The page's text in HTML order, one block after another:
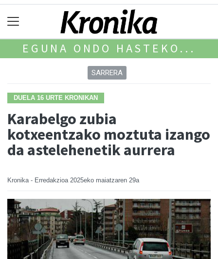
EGUNA ONDO HASTEKO...
SARRERA
DUELA 16 URTE KRONIKAN
Karabelgo zubia
kotxeentzako moztuta izango
da astelehenetik aurrera
Kronika - Erredakzioa 2025eko maiatzaren 29a